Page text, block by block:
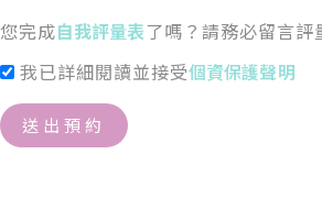
您完成自我評量表了嗎？請務必留言評
我已詳細閱讀並接受個資保護聲明
送出預約